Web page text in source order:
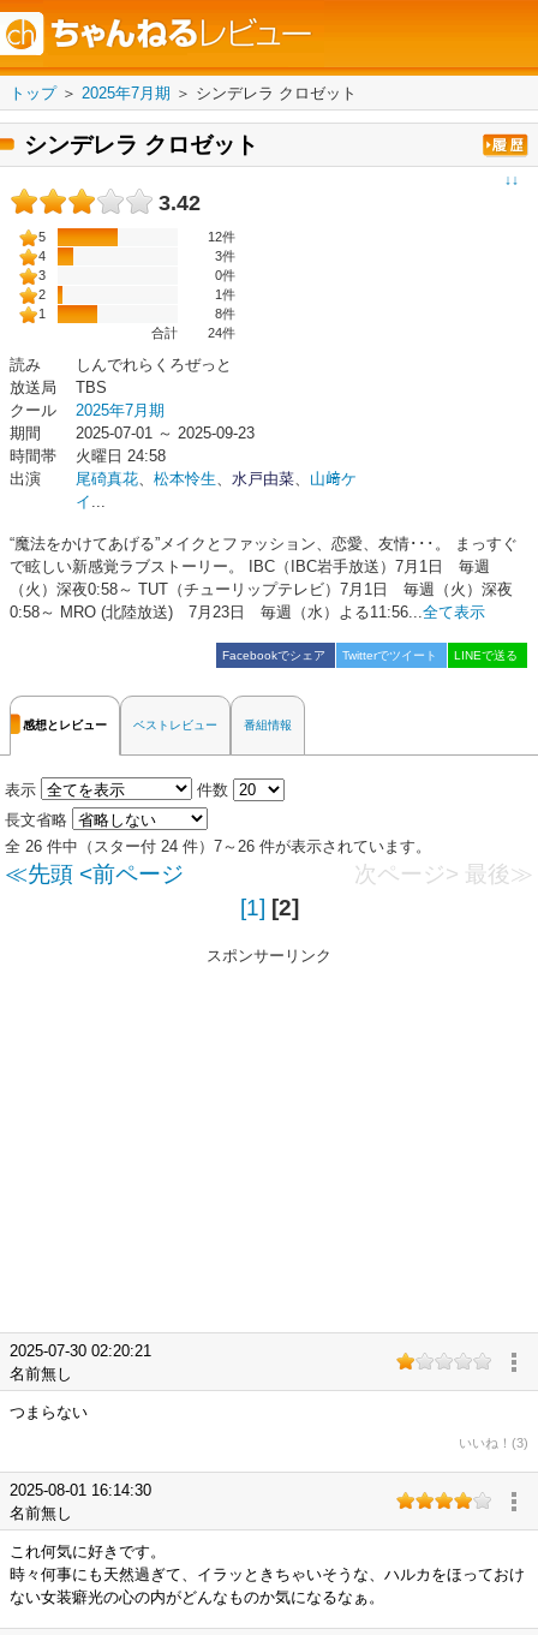
トップ＞ 2025年7月期 ＞ シンデレラ クロゼット
シンデレラ クロゼット
↓↓
3.42
5
12件
4
3件
3
0件
2
1件
1
8件
合計
24件
読み
しんでれらくろぜっと
放送局
TBS
クール
2025年7月期
期間
2025-07-01 ～ 2025-09-23
時間帯
火曜日 24:58
出演
尾碕真花、 松本怜生、 水戸由菜、 山﨑ケ
イ ...
“魔法をかけてあげる”メイクとファッション、恋愛、友情･･･。 まっすぐ
で眩しい新感覚ラブストーリー。 IBC（IBC岩手放送）7月1日 毎週
（火）深夜0:58～ TUT（チューリップテレビ）7月1日 毎週（火）深夜
0:58～ MRO (北陸放送) 7月23日 毎週（水）よる11:56...全て表示
Facebookでシェア Twitterでツイート LINEで送る
感想とレビュー ベストレビュー 番組情報
表示
件数
長文省略
全 26 件中（スター付 24 件）7～26 件が表示されています。
≪先頭 <前ページ 次ページ> 最後≫
[1] [2]
スポンサーリンク
2025-07-30 02:20:21
名前無し
つまらない
いいね！(3)
2025-08-01 16:14:30
名前無し
これ何気に好きです。
時々何事にも天然過ぎて、イラッときちゃいそうな、ハルカをほっておけ
ない女装癖光の心の内がどんなものか気になるなぁ。